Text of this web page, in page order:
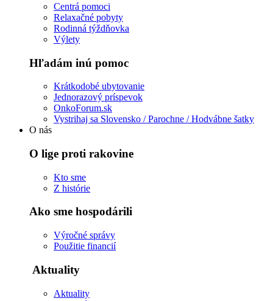
Centrá pomoci
Relaxačné pobyty
Rodinná týždňovka
Výlety
Hľadám inú pomoc
Krátkodobé ubytovanie
Jednorazový príspevok
OnkoForum.sk
Vystrihaj sa Slovensko / Parochne / Hodvábne šatky
O nás
O lige proti rakovine
Kto sme
Z histórie
Ako sme hospodárili
Výročné správy
Použitie financií
Aktuality
Aktuality